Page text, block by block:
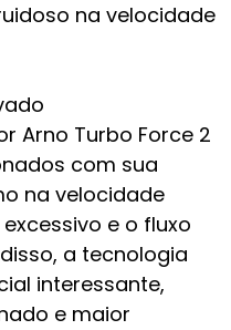
na velocidade
Arno Turbo Force 2
com sua
na velocidade
e o fluxo
a tecnologia
interessante,
e maior